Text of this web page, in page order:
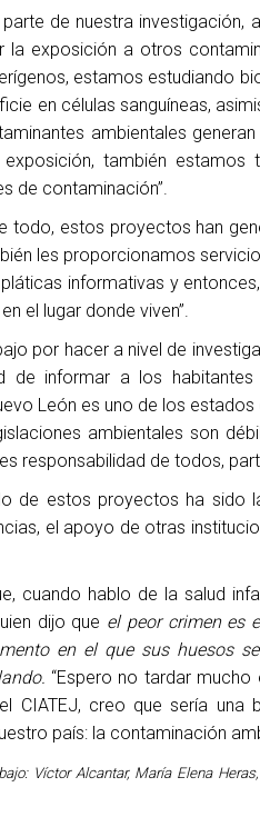
de nuestra
la exposición a otros
estamos estudiando
en células sanguíneas,
ambientales
también
de contaminación”.
todo, estos proyectos han
les proporcionamos
informativas y
el lugar donde viven”.
por hacer a nivel de
de informar a los
León es uno de los
ambientales son
responsabilidad de todos,
de estos proyectos ha sido
el apoyo de otras
cuando hablo de la salud
dijo que el peor crimen es
en el que sus huesos
“Espero no tardar
CIATEJ, creo que sería
país: la contaminación
Víctor Alcantar, María Elena Heras,